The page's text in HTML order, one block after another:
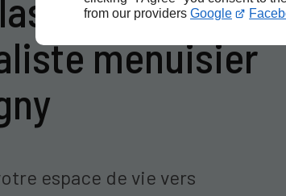
from our providers Google
de votre
menuisier
espace de vie vers